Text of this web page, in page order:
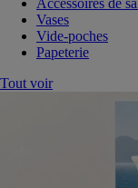
Accessoires de
Vases
Vide-poches
Papeterie
Tout voir